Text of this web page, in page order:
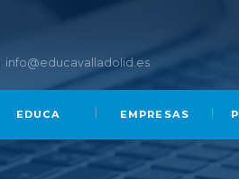
info@educavalladolid.es
EDUCA EMPRESAS